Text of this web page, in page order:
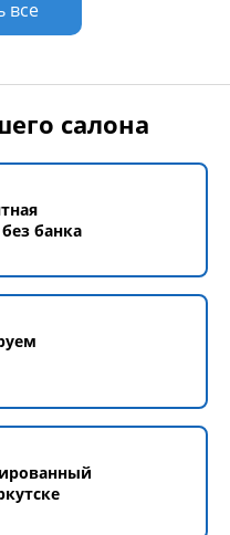
все
салона
банка